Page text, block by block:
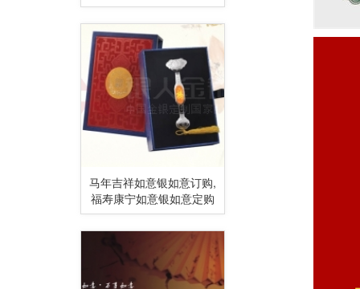
马年吉祥如意银如意订购,
福寿康宁如意银如意定购